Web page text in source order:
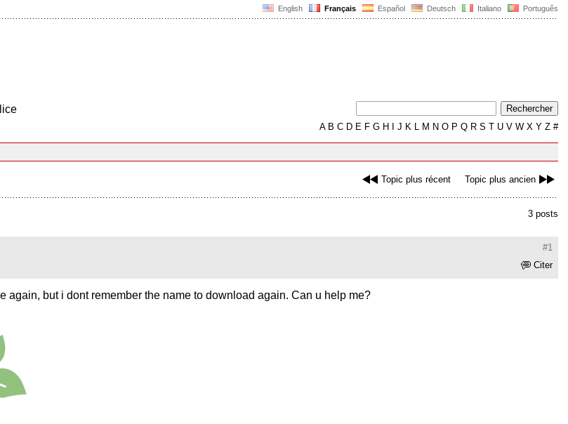
English Français Español Deutsch Italiano Português
AB C D E F G H J K L M N O P Q R S T U V W X Y Z #
Topic plus récent Topic plus ancien
3 posts
#1
Citer
again, but i dont remember the name to download again. Can u help me?